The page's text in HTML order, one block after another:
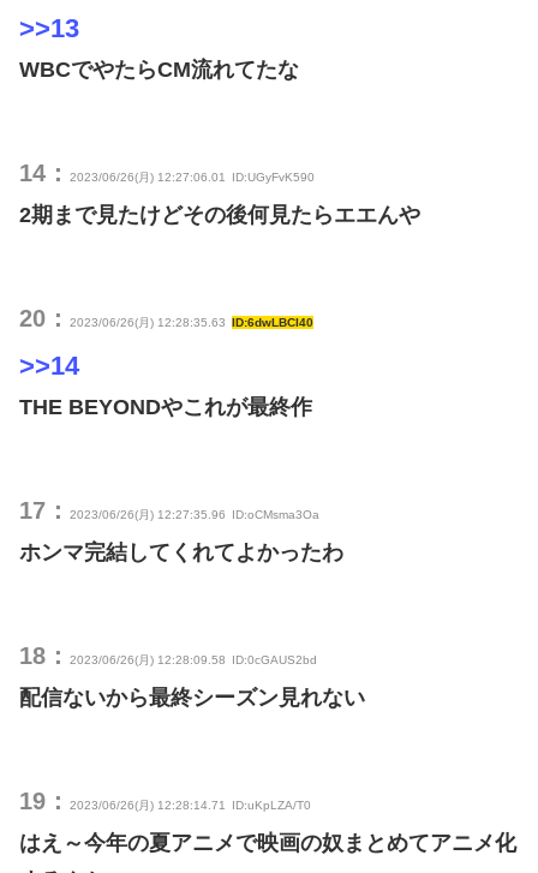
>>13
WBCでやたらCM流れてたな
14： 2023/06/26(月) 12:27:06.01 ID:UGyFvK590
2期まで見たけどその後何見たらエエんや
20： 2023/06/26(月) 12:28:35.63 ID:6dwLBCI40
>>14
THE BEYONDやこれが最終作
17： 2023/06/26(月) 12:27:35.96 ID:oCMsma3Oa
ホンマ完結してくれてよかったわ
18： 2023/06/26(月) 12:28:09.58 ID:0cGAUS2bd
配信ないから最終シーズン見れない
19： 2023/06/26(月) 12:28:14.71 ID:uKpLZA/T0
はえ～今年の夏アニメで映画の奴まとめてアニメ化